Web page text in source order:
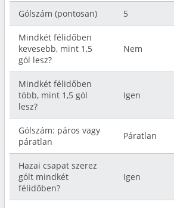
Gólszám (pontosan) 5
Mindkét félidőben
kevesebb, mint 1,5
gól lesz?
Nem
Mindkét félidőben
több, mint 1,5 gól
lesz?
Igen
Gólszám: páros vagy
páratlan
Páratlan
Hazai csapat szerez
gólt mindkét
félidőben?
Igen